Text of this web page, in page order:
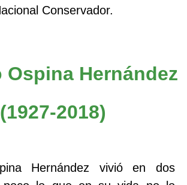
Conservador.
Ospina Hernández
(1927-2018)
Hernández vivió en dos